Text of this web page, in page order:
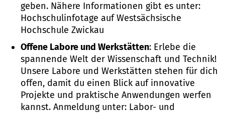
geben. Nähere Informationen gibt es unter:
Hochschulinfotage auf Westsächsische
Hochschule Zwickau
Offene Labore und Werkstätten: Erlebe die
spannende Welt der Wissenschaft und Technik!
Unsere Labore und Werkstätten stehen für dich
offen, damit du einen Blick auf innovative
Projekte und praktische Anwendungen werfen
kannst. Anmeldung unter: Labor- und